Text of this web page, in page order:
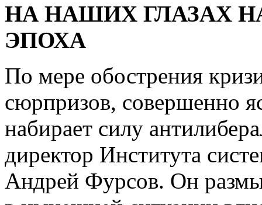
НА НАШИХ ГЛАЗАХ
ЭПОХА
По мере обострения
сюрпризов, совершенно
набирает силу
директор Института
Андрей Фурсов. Он